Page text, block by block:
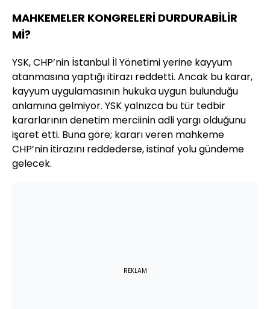
MAHKEMELER KONGRELERİ DURDURABİLİR
Mİ?
YSK, CHP’nin İstanbul İl Yönetimi yerine kayyum
atanmasına yaptığı itirazı reddetti. Ancak bu karar,
kayyum uygulamasının hukuka uygun bulunduğu
anlamına gelmiyor. YSK yalnızca bu tür tedbir
kararlarının denetim merciinin adli yargı olduğunu
işaret etti. Buna göre; kararı veren mahkeme
CHP’nin itirazını reddederse, istinaf yolu gündeme
gelecek.
REKLAM